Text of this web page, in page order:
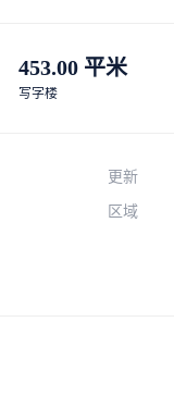
453.00 平米
写字楼
更新
区域